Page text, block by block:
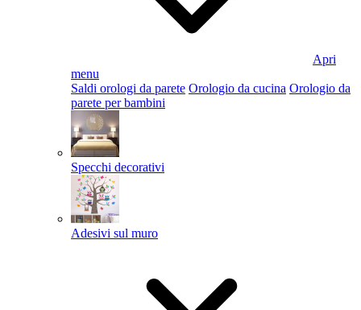
Apri
menu
Saldi orologi da parete Orologio da cucina Orologio da
parete per bambini
Specchi decorativi
Adesivi sul muro